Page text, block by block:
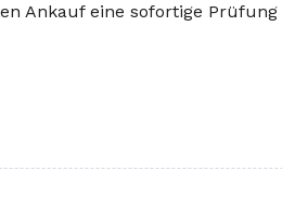
Ankauf eine sofortige